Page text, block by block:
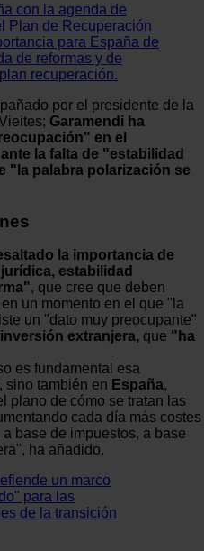
con la agenda de
Plan de Recuperación
para España de
de reformas y de
recuperación.
por el presidente de la
Garamendi ha
en el
la falta de "estabilidad
"la palabra polarización se
la importancia de
estabilidad
, que cree que deben
un momento en el que "la
un "dato muy preocupante"
inversión extranjera, que "ha
es fundamental esa
, sino también en España,
plano de cómo se tratan las
cada día más costes
base de impuestos, a base
ha añadido.